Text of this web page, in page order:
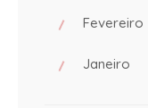
Fevereiro
Janeiro